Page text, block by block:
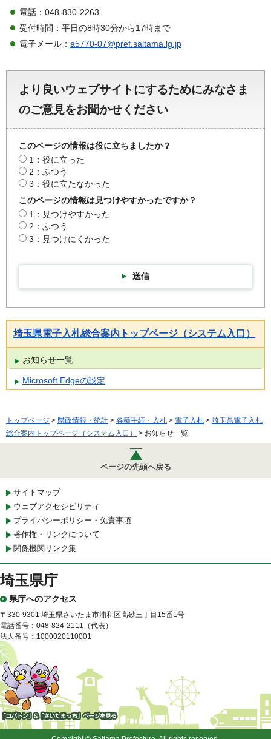
電話：048-830-2263
受付時間：平日の8時30分から17時まで
電子メール： a5770-07@pref.saitama.lg.jp
より良いウェブサイトにするためにみなさま
のご意見をお聞かせください
このページの情報は役に立ちましたか？
1：役に立った
2：ふつう
3：役に立たなかった
このページの情報は見つけやすかったですか？
1：見つけやすかった
2：ふつう
3：見つけにくかった
送信
埼玉県電子入札総合案内トップページ（システム入口）
お知らせ一覧
Microsoft Edgeの設定
トップページ > 県政情報・統計 > 各種手続・入札 > 電子入札 > 埼玉県電子入札
総合案内トップページ（システム入口）
> お知らせ一覧
ページの先頭へ戻る
サイトマップ
ウェブアクセシビリティ
プライバシーポリシー・免責事項
著作権・リンクについて
関係機関リンク集
埼玉県庁
県庁へのアクセス
〒330-9301 埼玉県さいたま市浦和区高砂三丁目15番1号
電話番号：048-824-2111（代表）
法人番号：1000020110001
「コバトン」&「さいたまっ